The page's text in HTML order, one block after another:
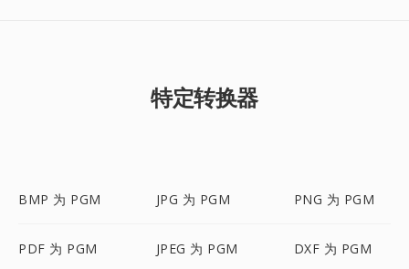
特定转换器
BMP 为 PGM JPG 为 PGM PNG 为 PGM
PDF 为 PGM JPEG 为 PGM DXF 为 PGM